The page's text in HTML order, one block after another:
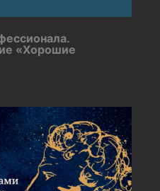
«Хорошие